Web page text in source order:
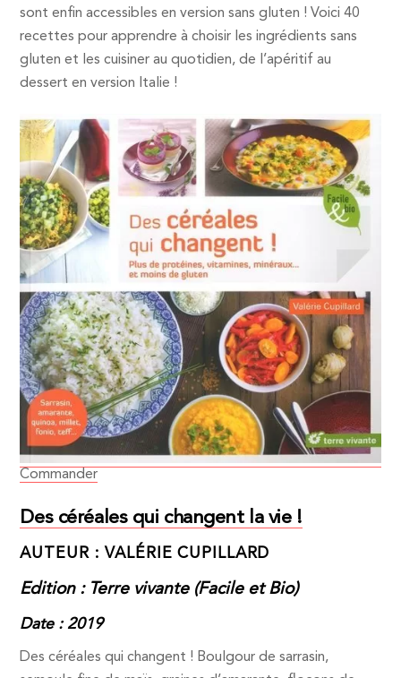
sont enfin accessibles en version sans gluten ! Voici 40
recettes pour apprendre à choisir les ingrédients sans
gluten et les cuisiner au quotidien, de l’apéritif au
dessert en version Italie !
Commander
Des céréales qui changent la vie !
AUTEUR : VALÉRIE CUPILLARD
Edition : Terre vivante (Facile et Bio)
Date : 2019
Des céréales qui changent ! Boulgour de sarrasin,